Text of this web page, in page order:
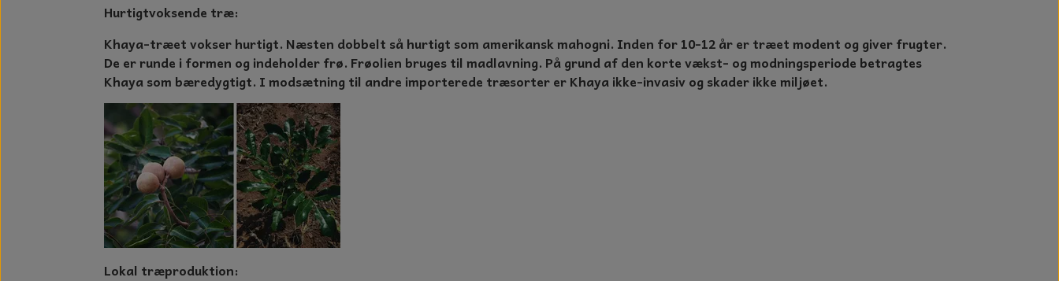
Hurtigtvoksende træ:
Khaya-træet vokser hurtigt. Næsten dobbelt så hurtigt som amerikansk mahogni. Inden for 10-12 år er træet modent og giver frugter.
De er runde i formen og indeholder frø. Frøolien bruges til madlavning. På grund af den korte vækst- og modningsperiode betragtes
Khaya som bæredygtigt. I modsætning til andre importerede træsorter er Khaya ikke-invasiv og skader ikke miljøet.
Lokal træproduktion: